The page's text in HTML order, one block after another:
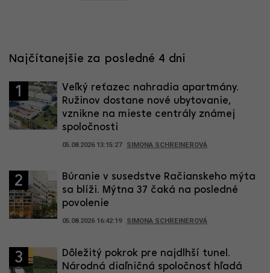
Najčítanejšie za posledné 4 dni
1
Veľký reťazec nahradia apartmány.
Ružinov dostane nové ubytovanie,
vznikne na mieste centrály známej
spoločnosti
05.08.2026 13:15:27 SIMONA SCHREINEROVÁ
2
Búranie v susedstve Račianskeho mýta
sa blíži. Mýtna 37 čaká na posledné
povolenie
05.08.2026 16:42:19 SIMONA SCHREINEROVÁ
3
Dôležitý pokrok pre najdlhší tunel.
Národná diaľničná spoločnosť hľadá